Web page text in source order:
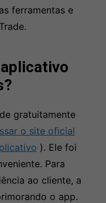
ferramentas e
gratuitamente
o site oficial
). Ele foi
Para
ao cliente, a
o app.